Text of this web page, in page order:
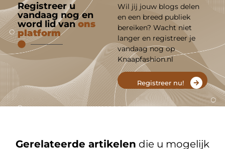
Registreer u
vandaag nog en
word lid vanons
platform
Wil jij jouw blogs delen
en een breed publiek
bereiken? Wacht niet
langer en registreer je
vandaag nog op
Knaapfashion.nl
Registreer nu!
Gerelateerde artikelen die u mogelijk